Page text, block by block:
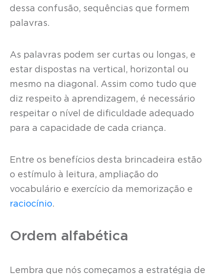
dessa confusão, sequências que formem
palavras.
As palavras podem ser curtas ou longas, e
estar dispostas na vertical, horizontal ou
mesmo na diagonal. Assim como tudo que
diz respeito à aprendizagem, é necessário
respeitar o nível de dificuldade adequado
para a capacidade de cada criança.
Entre os benefícios desta brincadeira estão
o estímulo à leitura, ampliação do
vocabulário e exercício da memorização e
raciocínio.
Ordem alfabética
Lembra que nós começamos a estratégia de